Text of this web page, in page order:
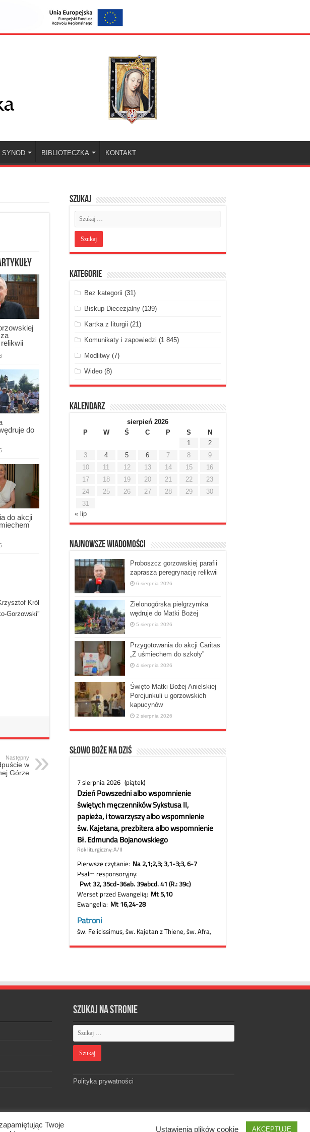
SYNOD BIBLIOTECZKA KONTAKT
do
do akcji
Król
Gorzowski”
Następny
w
Górze
Szukaj
Kategorie
Bez kategorii (31)
Biskup Diecezjalny(139)
Kartka z liturgii (21)
Komunikaty i zapowiedzi (1 845)
Modlitwy(7)
Wideo(8)
Kalendarz
sierpień 2026
P
W Ś C P S
N
1
2
3
4 5 6 7 8
9
10
11 12 13 14 15
16
17
18 19 20 21 22
23
24
25 26 27 28 29
30
31
« lip
Najnowsze Wiadomości
Proboszcz gorzowskiej parafii
zaprasza peregrynację relikwii
6 sierpnia 2026
Zielonogórska pielgrzymka
wędruje do Matki Bożej
5 sierpnia 2026
Przygotowania do akcji Caritas
„Z uśmiechem do szkoły”
4 sierpnia 2026
Święto Matki Bożej Anielskiej
Porcjunkuli u gorzowskich
kapucynów
2 sierpnia 2026
Słowo Boże na dziś
Szukaj na stronie
Polityka prywatności
Designed byWebdawid
Twoje
Ustawienia plików cookie AKCEPTUJĘ